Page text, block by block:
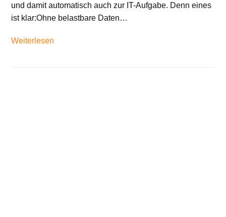
und damit automatisch auch zur IT-Aufgabe. Denn eines
ist klar:Ohne belastbare Daten…
Weiterlesen